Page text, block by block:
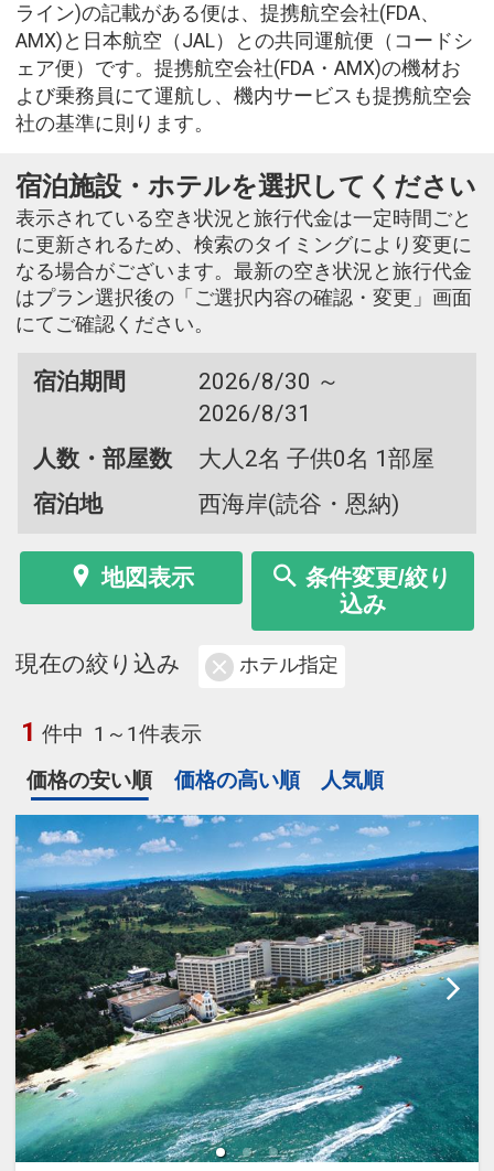
ライン)の記載がある便は、提携航空会社(FDA、
AMX)と日本航空（JAL）との共同運航便（コードシ
ェア便）です。提携航空会社(FDA・AMX)の機材お
よび乗務員にて運航し、機内サービスも提携航空会
社の基準に則ります。
宿泊施設・ホテルを選択してください
表示されている空き状況と旅行代金は一定時間ごと
に更新されるため、検索のタイミングにより変更に
なる場合がございます。最新の空き状況と旅行代金
はプラン選択後の「ご選択内容の確認・変更」画面
にてご確認ください。
宿泊期間
2026/8/30 ～
2026/8/31
人数・部屋数
大人2名 子供0名 1部屋
宿泊地
西海岸(読谷・恩納)
地図表示
条件変更/絞り
込み
現在の絞り込み ホテル指定
1 件中 1～1件表示
価格の安い順
価格の高い順 人気順